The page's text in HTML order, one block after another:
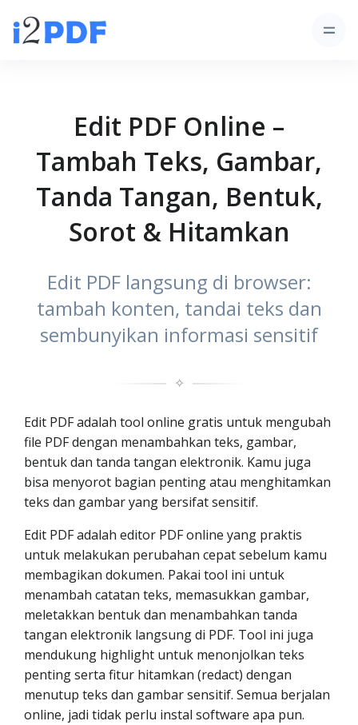
Edit PDF Online –
Tambah Teks, Gambar,
Tanda Tangan, Bentuk,
Sorot & Hitamkan
Edit PDF langsung di browser:
tambah konten, tandai teks dan
sembunyikan informasi sensitif
✧
Edit PDF adalah tool online gratis untuk mengubah
file PDF dengan menambahkan teks, gambar,
bentuk dan tanda tangan elektronik. Kamu juga
bisa menyorot bagian penting atau menghitamkan
teks dan gambar yang bersifat sensitif.
Edit PDF adalah editor PDF online yang praktis
untuk melakukan perubahan cepat sebelum kamu
membagikan dokumen. Pakai tool ini untuk
menambah catatan teks, memasukkan gambar,
meletakkan bentuk dan menambahkan tanda
tangan elektronik langsung di PDF. Tool ini juga
mendukung highlight untuk menonjolkan teks
penting serta fitur hitamkan (redact) dengan
menutup teks dan gambar sensitif. Semua berjalan
online, jadi tidak perlu instal software apa pun.